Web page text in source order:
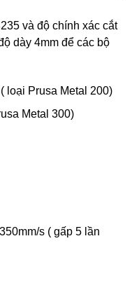
và độ chính xác cắt
dày 4mm để các bộ
loại Prusa Metal 200)
Metal 300)
s ( gấp 5 lần